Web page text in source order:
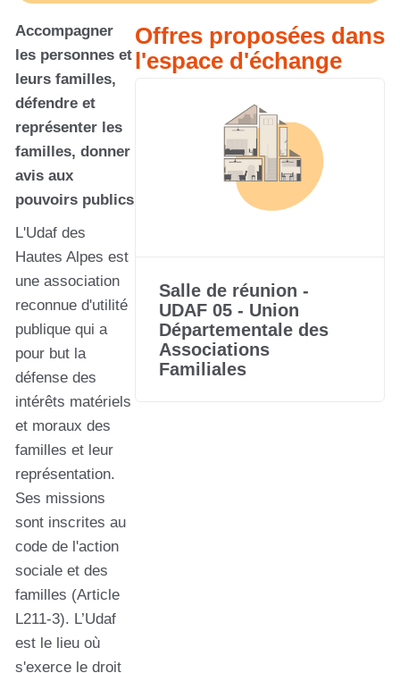
Accompagner
les personnes et
leurs familles,
défendre et
représenter les
familles, donner
avis aux
pouvoirs publics
L'Udaf des
Hautes Alpes est
une association
reconnue d'utilité
publique qui a
pour but la
défense des
intérêts matériels
et moraux des
familles et leur
représentation.
Ses missions
sont inscrites au
code de l'action
sociale et des
familles (Article
L211-3). L’Udaf
est le lieu où
s'exerce le droit
Offres proposées dans
l'espace d'échange
Salle de réunion -
UDAF 05 - Union
Départementale des
Associations
Familiales